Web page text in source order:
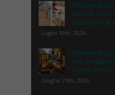
Mattoni
perché sono
solida per gli
Luglio 10th, 2026
Mangiare a
per scegliere
centro storico
Giugno 25th, 2026